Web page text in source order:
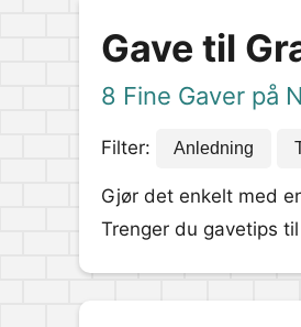
Gave til
8 Fine Gaver på
Filter: Anledning
Gjør det enkelt med
Trenger du gavetips